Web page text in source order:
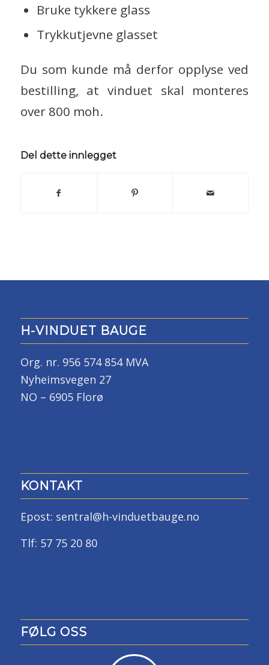
Bruke tykkere glass
Trykkutjevne glasset
Du som kunde må derfor opplyse ved
bestilling, at vinduet skal monteres
over 800 moh.
Del dette innlegget
H-VINDUET BAUGE
Org. nr. 956 574 854 MVA
Nyheimsvegen 27
NO – 6905 Florø
KONTAKT
Epost: sentral@h-vinduetbauge.no
Tlf: 57 75 20 80
FØLG OSS